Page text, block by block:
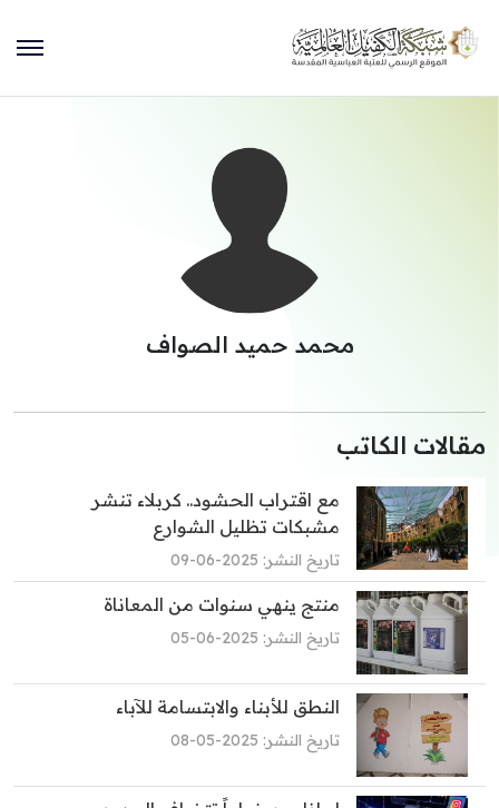
محمد حميد الصواف
مقالات الكاتب
مع اقتراب الحشود.. كربلاء تنشر
مشبكات تظليل الشوارع
تاريخ النشر: 2025-06-09
منتج ينهي سنوات من المعاناة
تاريخ النشر: 2025-06-05
النطق للأبناء والابتسامة للآباء
تاريخ النشر: 2025-05-08